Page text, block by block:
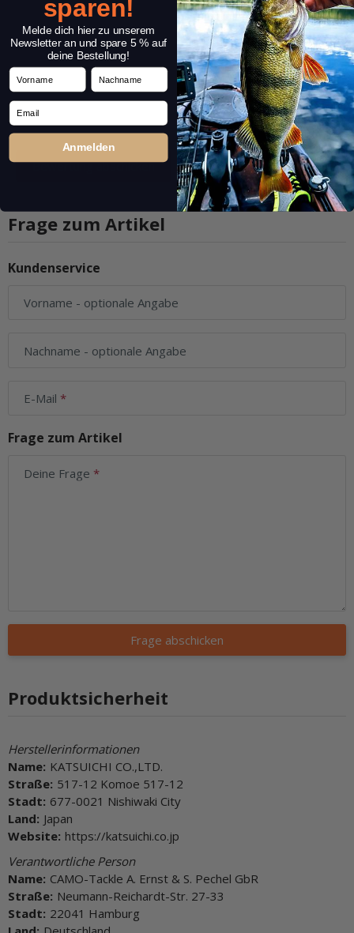
Frage zum Artikel
Kundenservice
Vorname - optionale Angabe
Nachname - optionale Angabe
E-Mail
Frage zum Artikel
Deine Frage
Frage abschicken
Produktsicherheit
Herstellerinformationen
Name: KATSUICHI CO.,LTD.
Straße: 517-12 Komoe 517-12
Stadt: 677-0021 Nishiwaki City
Land: Japan
Website: https://katsuichi.co.jp
Verantwortliche Person
Name: CAMO-Tackle A. Ernst & S. Pechel GbR
Straße: Neumann-Reichardt-Str. 27-33
Stadt: 22041 Hamburg
sparen!
Melde dich hier zu unserem
Newsletter an und spare 5 % auf
deine Bestellung!
Vorname Nachname
Email
Anmelden